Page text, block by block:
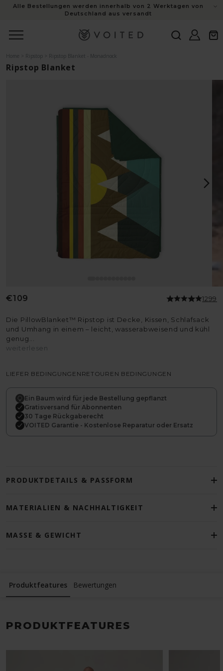
Inhalt
Alle Bestellungen werden innerhalb von 2 Werktagen von
Deutschland aus versandt
Einloggen
Home Ripstop Ripstop Blanket - Monadnock
Ripstop Blanket
Normaler
€109 1299
Die PillowBlanket™ Ripstop ist Decke, Kissen, Schlafsack
und Umhang in einem – leicht, wasserabweisend und kühl
genug...
weiterlesen
LIEFER BEDINGUNGEN RETOUREN BEDINGUNGEN
Ein Baum wird für jede Bestellung gepflanzt
Gratisversand für Abonnenten
30 Tage Rückgaberecht
VOITED Garantie - Kostenlose Reparatur oder Ersatz
PRODUKTDETAILS & PASSFORM
MATERIALIEN & NACHHALTIGKEIT
MASSE & GEWICHT
Produktfeatures Bewertungen
PRODUKTFEATURES